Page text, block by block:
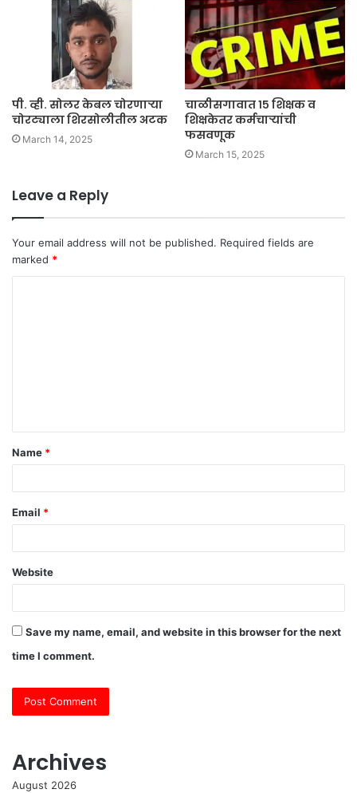
पी. व्ही. सोलर केबल चोरणाऱ्या
चोरट्याला शिरसोलीतील अटक
March 14, 2025
चाळीसगावात १५ शिक्षक व
शिक्षकेतर कर्मचाऱ्यांची
फसवणूक
March 15, 2025
Leave a Reply
Your email address will not be published. Required fields are
marked *
t
*
Name *
Email *
Website
Save my name, email, and website in this browser for the next
time I comment.
Archives
August 2026